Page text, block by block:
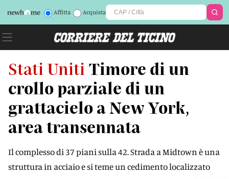
Affitta Acquista
Stati Uniti Timore di un
crollo parziale di un
grattacielo a New York,
area transennata
Il complesso di 37 piani sulla 42. Strada a Midtown è una
struttura in acciaio e si teme un cedimento localizzato